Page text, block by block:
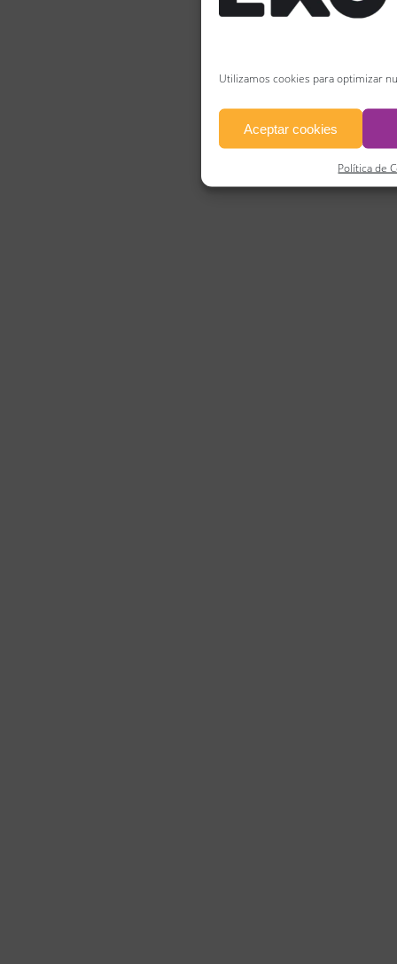
Utilizamos cookies para optimizar
Aceptar cookies
Política de